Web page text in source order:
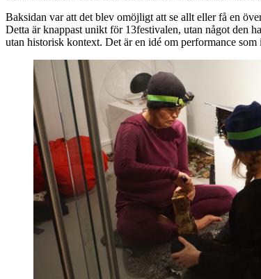
Baksidan var att det blev omöjligt att se allt eller få en
Detta är knappast unikt för 13festivalen, utan något den
utan historisk kontext. Det är en idé om performance